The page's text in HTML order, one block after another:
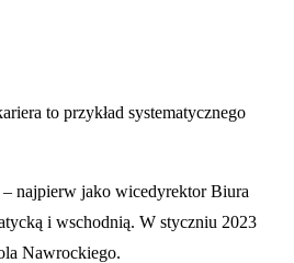
to przykład systematycznego
najpierw jako wicedyrektor Biura
i wschodnią. W styczniu 2023
Nawrockiego.